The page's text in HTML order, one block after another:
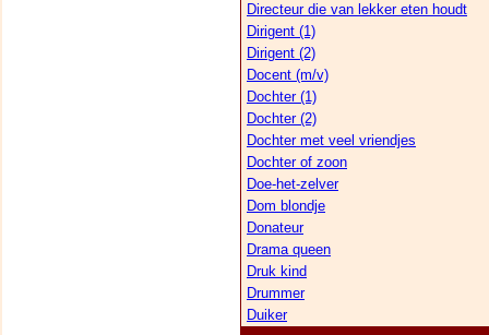
Directeur die van lekker eten houdt
Dirigent (1)
Dirigent (2)
Docent (m/v)
Dochter (1)
Dochter (2)
Dochter met veel vriendjes
Dochter of zoon
Doe-het-zelver
Dom blondje
Donateur
Drama queen
Druk kind
Drummer
Duiker